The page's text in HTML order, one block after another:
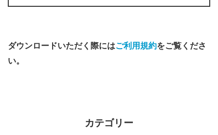
ダウンロードいただく際にはご利用規約をご覧くださ
い。
カテゴリー